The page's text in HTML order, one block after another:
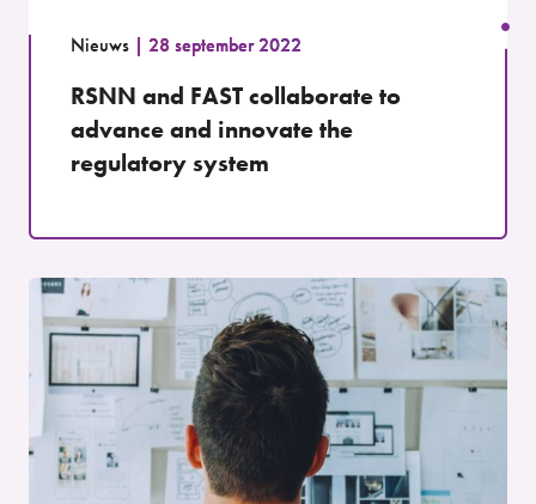
Nieuws 28 september 2022
RSNN and FAST collaborate to
advance and innovate the
regulatory system